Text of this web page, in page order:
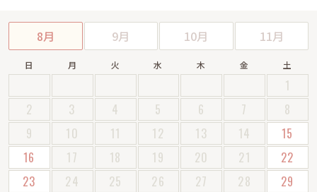
8月 9月 10月 11月
日 月 火 水 木 金 土
1
2
3 4 5 6 7
8
9
10 11 12 13 14
15
16
17 18 19 20 21
22
23
24 25 26 27 28
29